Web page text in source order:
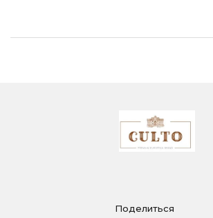
Поделиться